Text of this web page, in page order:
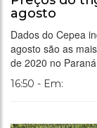
agosto
Dados do Cepea
agosto são as
de 2020 no Paraná
16:50 - Em: